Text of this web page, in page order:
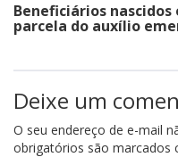
Beneficiários
parcela do auxílio
Deixe um
O seu endereço de e-mail
obrigatórios são marcados